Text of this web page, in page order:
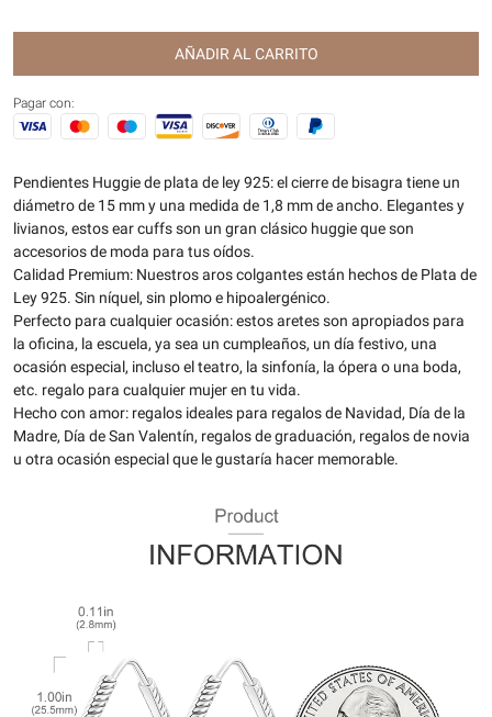
AÑADIR AL CARRITO
Pagar con:
Pendientes Huggie de plata de ley 925: el cierre de bisagra tiene un
diámetro de 15 mm y una medida de 1,8 mm de ancho. Elegantes y
livianos, estos ear cuffs son un gran clásico huggie que son
accesorios de moda para tus oídos.
Calidad Premium: Nuestros aros colgantes están hechos de Plata de
Ley 925. Sin níquel, sin plomo e hipoalergénico.
Perfecto para cualquier ocasión: estos aretes son apropiados para
la oficina, la escuela, ya sea un cumpleaños, un día festivo, una
ocasión especial, incluso el teatro, la sinfonía, la ópera o una boda,
etc. regalo para cualquier mujer en tu vida.
Hecho con amor: regalos ideales para regalos de Navidad, Día de la
Madre, Día de San Valentín, regalos de graduación, regalos de novia
u otra ocasión especial que le gustaría hacer memorable.